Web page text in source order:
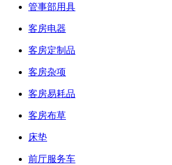
管事部用具
客房电器
客房定制品
客房杂项
客房易耗品
客房布草
床垫
前厅服务车